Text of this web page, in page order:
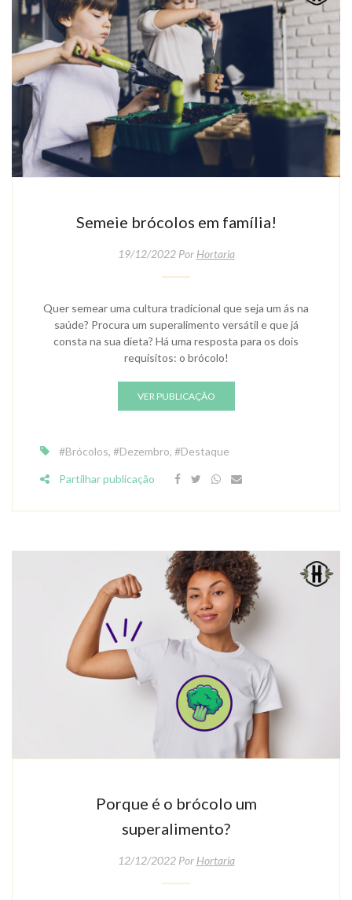
Semeie brócolos em família!
19/12/2022 Por Hortaria
Quer semear uma cultura tradicional que seja um ás na
saúde? Procura um superalimento versátil e que já
consta na sua dieta? Há uma resposta para os dois
requisitos: o brócolo!
VER PUBLICAÇÃO
#Brócolos, #Dezembro, #Destaque
Partilhar publicação
Porque é o brócolo um
superalimento?
12/12/2022 Por Hortaria